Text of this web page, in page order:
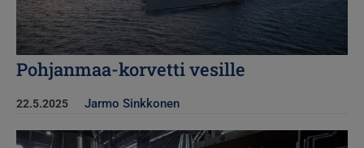
Pohjanmaa-korvetti vesille
22.5.2025 Jarmo Sinkkonen
Kuva